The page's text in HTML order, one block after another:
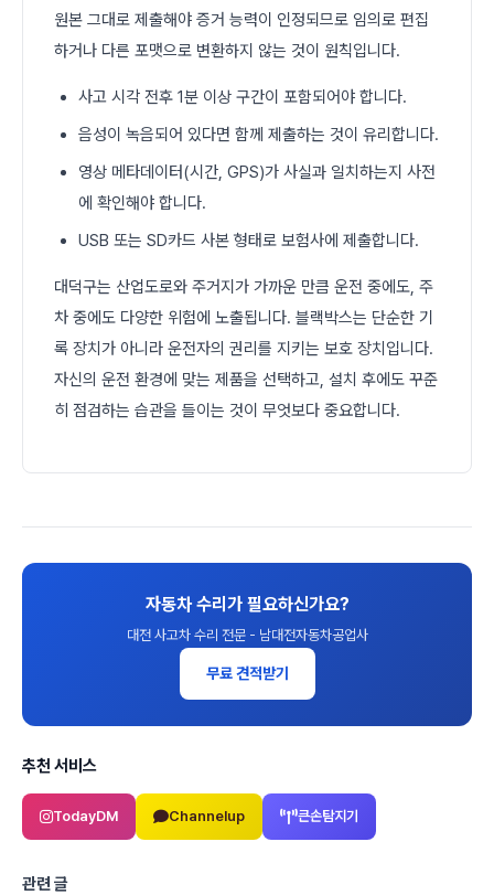
원본 그대로 제출해야 증거 능력이 인정되므로 임의로 편집
하거나 다른 포맷으로 변환하지 않는 것이 원칙입니다.
사고 시각 전후 1분 이상 구간이 포함되어야 합니다.
음성이 녹음되어 있다면 함께 제출하는 것이 유리합니다.
영상 메타데이터(시간, GPS)가 사실과 일치하는지 사전
에 확인해야 합니다.
USB 또는 SD카드 사본 형태로 보험사에 제출합니다.
대덕구는 산업도로와 주거지가 가까운 만큼 운전 중에도, 주
차 중에도 다양한 위험에 노출됩니다. 블랙박스는 단순한 기
록 장치가 아니라 운전자의 권리를 지키는 보호 장치입니다.
자신의 운전 환경에 맞는 제품을 선택하고, 설치 후에도 꾸준
히 점검하는 습관을 들이는 것이 무엇보다 중요합니다.
자동차 수리가 필요하신가요?
대전 사고차 수리 전문 - 남대전자동차공업사
무료 견적받기
추천 서비스
TodayDM Channelup 큰손탐지기
관련 글